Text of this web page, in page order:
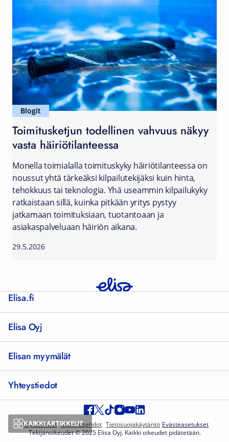
KAIKKI ARTIKKELIT
Blogit
Toimitusketjun todellinen vahvuus näkyy
vasta häiriötilanteessa
Monella toimialalla toimituskyky häiriötilanteessa on
noussut yhtä tärkeäksi kilpailutekijäksi kuin hinta,
tehokkuus tai teknologia. Yhä useammin kilpailukyky
ratkaistaan sillä, kuinka pitkään yritys pystyy
jatkamaan toimituksiaan, tuotantoaan ja
asiakaspalveluaan häiriön aikana.
29.5.2026
Elisa.fi
Elisa Oyj
Elisan myymälät
Yhteystiedot
Käyttöehdot Sopimusehdot Tietosuojakäytäntö Evästeasetukset
Tekijänoikeudet © 2025 Elisa Oyj. Kaikki oikeudet pidätetään.